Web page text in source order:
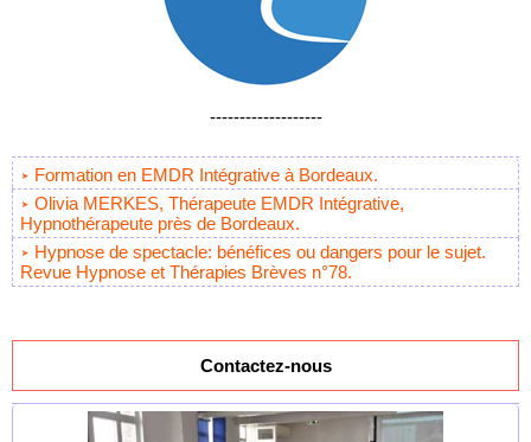
-------------------
Formation en EMDR Intégrative à Bordeaux.
Olivia MERKES, Thérapeute EMDR Intégrative,
Hypnothérapeute près de Bordeaux.
Hypnose de spectacle: bénéfices ou dangers pour le sujet.
Revue Hypnose et Thérapies Brèves n°78.
Contactez-nous